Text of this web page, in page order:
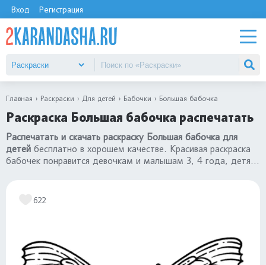
Вход Регистрация
Главная Раскраски Для детей Бабочки Большая бабочка
Раскраска Большая бабочка распечатать
Распечатать и скачать раскраску Большая бабочка для
детей бесплатно в хорошем качестве. Красивая раскраска
бабочек понравится девочкам и малышам 3, 4 года, детям
622